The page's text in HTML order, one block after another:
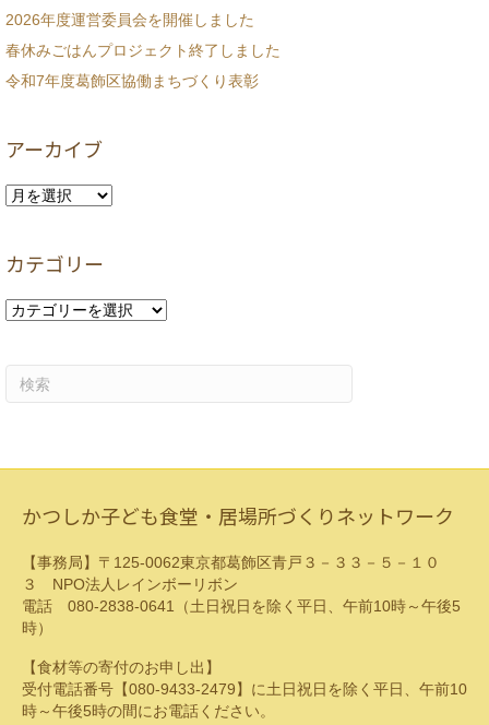
2026年度運営委員会を開催しました
春休みごはんプロジェクト終了しました
令和7年度葛飾区協働まちづくり表彰
アーカイブ
ア
イ
カテゴリー
カ
かつしか子ども食堂・居場所づくりネットワーク
【事務局】〒125-0062東京都葛飾区青戸３－３３－５－１０
３ NPO法人レインボーリボン
電話 080-2838-0641（土日祝日を除く平日、午前10時～午後5
時）
【食材等の寄付のお申し出】
受付電話番号【080-9433-2479】に土日祝日を除く平日、午前10
時～午後5時の間にお電話ください。